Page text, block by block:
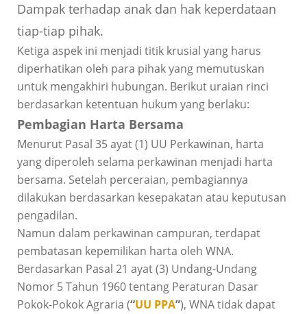
Dampak terhadap anak dan hak keperdataan
tiap-tiap pihak.
Ketiga aspek ini menjadi titik krusial yang harus
diperhatikan oleh para pihak yang memutuskan
untuk mengakhiri hubungan. Berikut uraian rinci
berdasarkan ketentuan hukum yang berlaku:
Pembagian Harta Bersama
Menurut Pasal 35 ayat (1) UU Perkawinan, harta
yang diperoleh selama perkawinan menjadi harta
bersama. Setelah perceraian, pembagiannya
dilakukan berdasarkan kesepakatan atau keputusan
pengadilan.
Namun dalam perkawinan campuran, terdapat
pembatasan kepemilikan harta oleh WNA.
Berdasarkan Pasal 21 ayat (3) Undang-Undang
Nomor 5 Tahun 1960 tentang Peraturan Dasar
Pokok-Pokok Agraria (“UU PPA”), WNA tidak dapat